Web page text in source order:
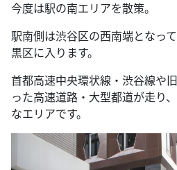
今度は駅の南エリアを散策。
駅南側は渋谷区の西南端となっ
黒区に入ります。
首都高速中央環状線・渋谷線や
った高速道路・大型都道が走り
なエリアです。